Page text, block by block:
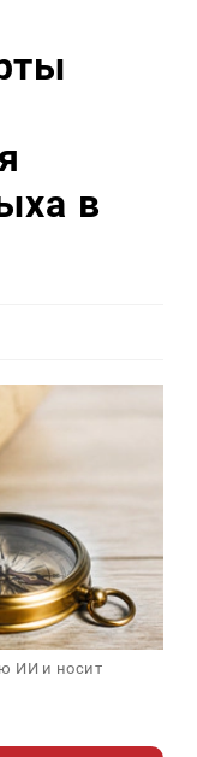
в
ИИ и носит